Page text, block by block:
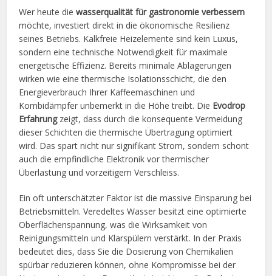
Wer heute diewasserqualität für gastronomie verbessern
möchte, investiert direkt in die ökonomische Resilienz
seines Betriebs. Kalkfreie Heizelemente sind kein Luxus,
sondern eine technische Notwendigkeit für maximale
energetische Effizienz. Bereits minimale Ablagerungen
wirken wie eine thermische Isolationsschicht, die den
Energieverbrauch Ihrer Kaffeemaschinen und
Kombidämpfer unbemerkt in die Höhe treibt. Die Evodrop
Erfahrungzeigt, dass durch die konsequente Vermeidung
dieser Schichten die thermische Übertragung optimiert
wird. Das spart nicht nur signifikant Strom, sondern schont
auch die empfindliche Elektronik vor thermischer
Überlastung und vorzeitigem Verschleiss.
Ein oft unterschätzter Faktor ist die massive Einsparung bei
Betriebsmitteln. Veredeltes Wasser besitzt eine optimierte
Oberflächenspannung, was die Wirksamkeit von
Reinigungsmitteln und Klarspülern verstärkt. In der Praxis
bedeutet dies, dass Sie die Dosierung von Chemikalien
spürbar reduzieren können, ohne Kompromisse bei der